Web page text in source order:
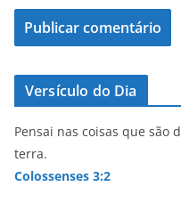
Versículo do Dia
Pensai nas coisas que são
terra.
Colossenses 3:2